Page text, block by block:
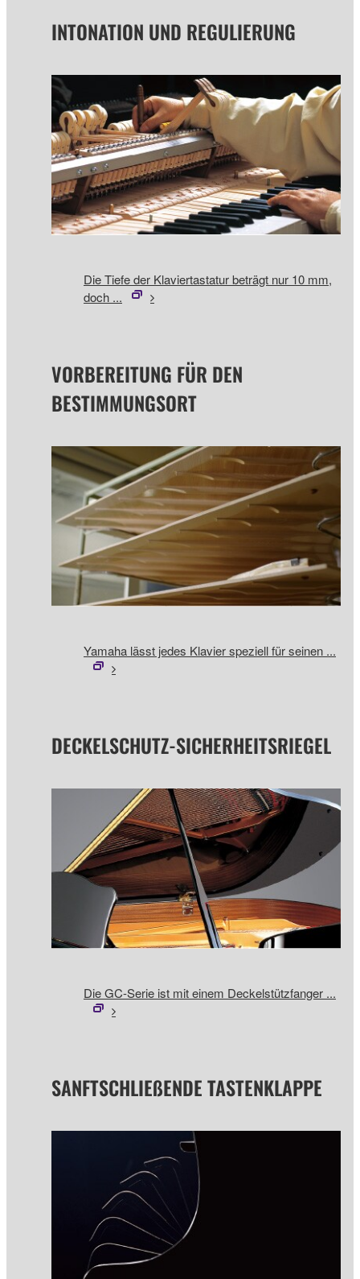
INTONATION UND REGULIERUNG
Die Tiefe der Klaviertastatur beträgt nur 10 mm,
doch ...
VORBEREITUNG FÜR DEN
BESTIMMUNGSORT
Yamaha lässt jedes Klavier speziell für seinen ...
DECKELSCHUTZ-SICHERHEITSRIEGEL
Die GC-Serie ist mit einem Deckelstützfanger ...
SANFTSCHLIEßENDE TASTENKLAPPE